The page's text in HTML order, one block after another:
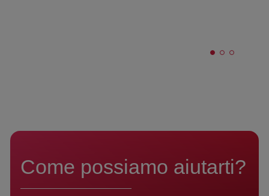
Come possiamo aiutarti?